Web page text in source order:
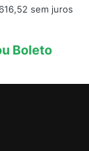
sem juros
Boleto